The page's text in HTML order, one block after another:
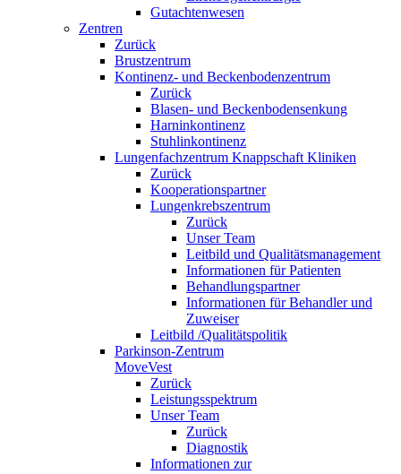
Gutachtenwesen
Zentren
Zurück
Brustzentrum
Kontinenz- und Beckenbodenzentrum
Zurück
Blasen- und Beckenbodensenkung
Harninkontinenz
Stuhlinkontinenz
Lungenfachzentrum Knappschaft Kliniken
Zurück
Kooperationspartner
Lungenkrebszentrum
Zurück
Unser Team
Leitbild und Qualitätsmanagement
Informationen für Patienten
Behandlungspartner
Informationen für Behandler und
Zuweiser
Leitbild /Qualitätspolitik
Parkinson-Zentrum
MoveVest
Zurück
Leistungsspektrum
Unser Team
Zurück
Diagnostik
Informationen zur